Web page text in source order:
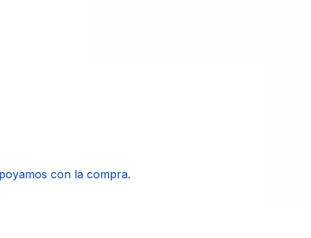
con la compra.